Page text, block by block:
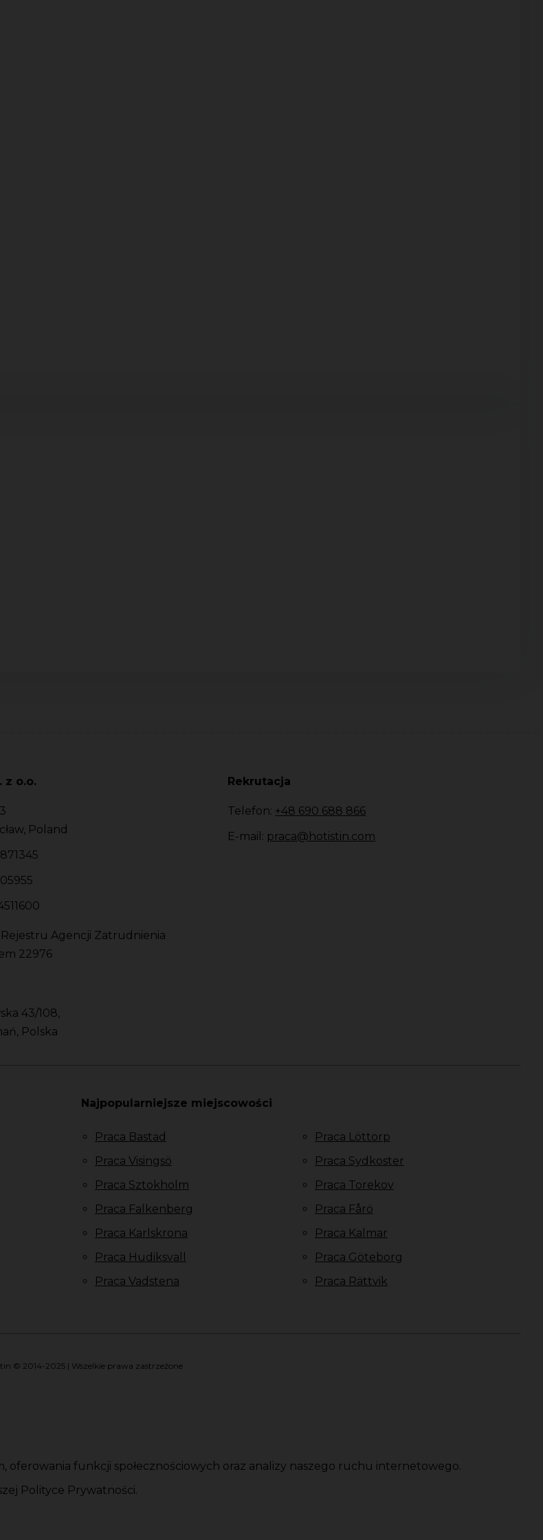
z o.o.
Poland
Rejestru Agencji Zatrudnienia
22976
43/108,
Polska
Rekrutacja
Telefon: +48 690 688 866
E-mail: praca@hotistin.com
Najpopularniejsze miejscowości
Praca Bastad
Praca Visingsö
Praca Sztokholm
Praca Falkenberg
Praca Karlskrona
Praca Hudiksvall
Praca Vadstena
Praca Löttorp
Praca Sydkoster
Praca Torekov
Praca Fårö
Praca Kalmar
Praca Göteborg
Praca Rättvik
© 2014-2025 | Wszelkie prawa zastrzeżone
oferowania funkcji społecznościowych oraz analizy naszego ruchu internetowego.
Polityce Prywatności.